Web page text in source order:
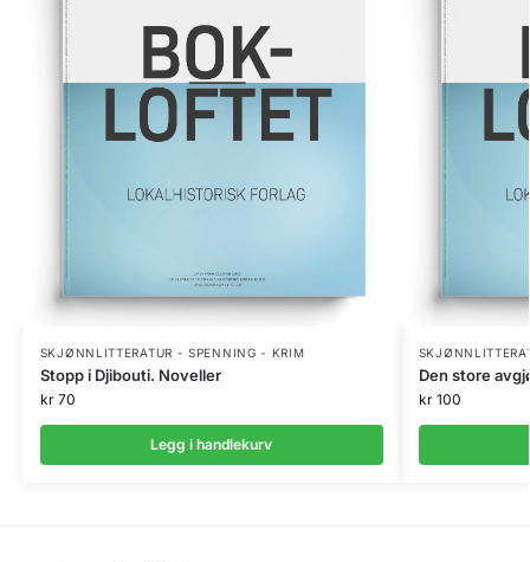
SKJØNNLITTERATUR - SPENNING - KRIM
Stopp i Djibouti. Noveller
kr70
Legg i handlekurv
Den store
kr100